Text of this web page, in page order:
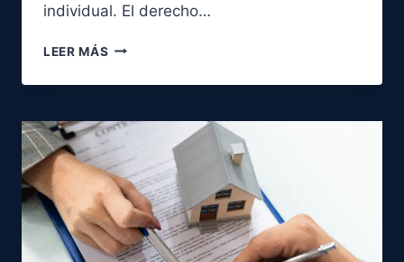
individual. El derecho…
LEER MÁS ELIGE
CAMINO:
PROFESIONAL
VS.
DESIGNACIÓN
ESTATAL